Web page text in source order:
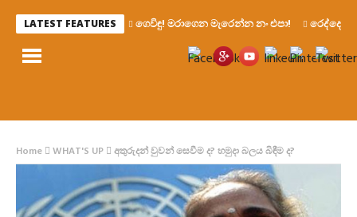
LATEST FEATURES ගෙවිඳු! මරාගෙන මැරෙන්න නං එපා! රෙද්දෙ
Home WHAT'S UP අතුරුදන් වුවන් සෙවීම ද? හමුදා බලය බිඳීම ද?